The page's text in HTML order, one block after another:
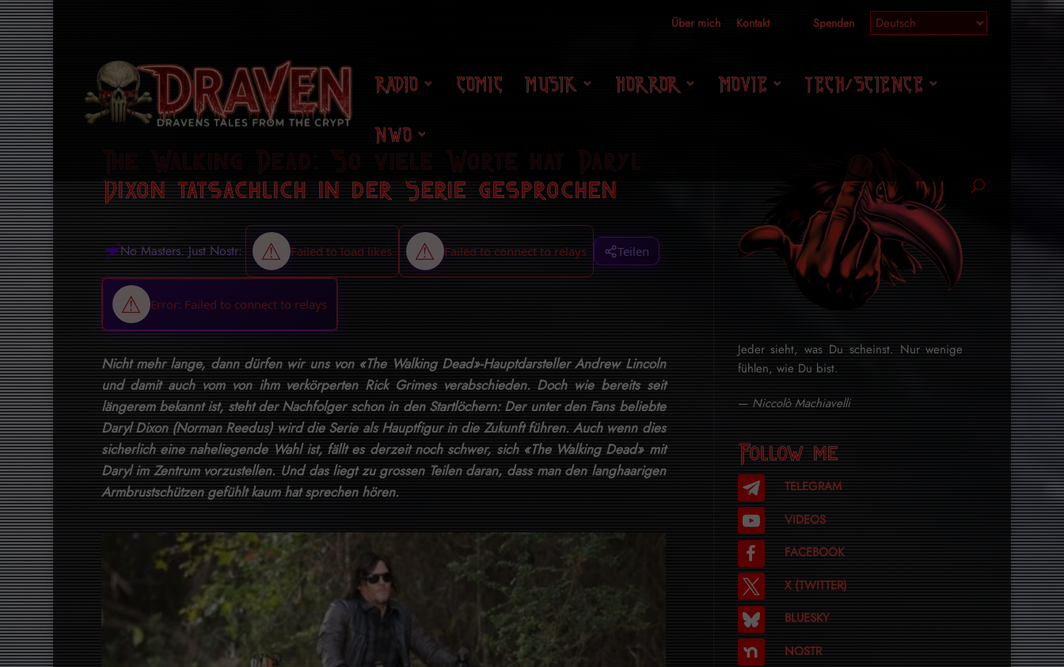
Über mich Kontakt Spenden
RADIO COMIC MUSIK HORROR MOVIE TECH/SCIENCE
NWO
Dixon tatsächlich in der Serie gesprochen
No Masters. Just Nostr: Teilen
Nicht mehr lange, dann dürfen wir uns von «The Walking Dead»-Hauptdarsteller Andrew Lincoln
und damit auch vom von ihm verkörperten Rick Grimes verabschieden. Doch wie bereits seit
längerem bekannt ist, steht der Nachfolger schon in den Startlöchern: Der unter den Fans beliebte
Daryl Dixon (Norman Reedus) wird die Serie als Hauptfigur in die Zukunft führen. Auch wenn dies
sicherlich eine naheliegende Wahl ist, fällt es derzeit noch schwer, sich «The Walking Dead» mit
Daryl im Zentrum vorzustellen. Und das liegt zu grossen Teilen daran, dass man den langhaarigen
Armbrustschützen gefühlt kaum hat sprechen hören.
Jeder sieht, was Du scheinst. Nur wenige
fühlen, wie Du bist.
— Niccolò Machiavelli
Follow me
TELEGRAM
VIDEOS
FACEBOOK
X (TWITTER)
BLUESKY
NOSTR